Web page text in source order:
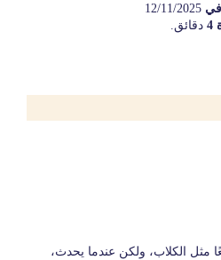
في
دقائق.
الكلاب، ولكن عندما يحدث،